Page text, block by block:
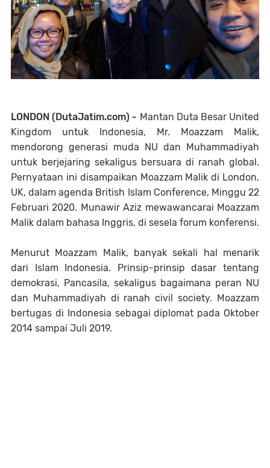
LONDON (DutaJatim.com) - Mantan Duta Besar United
Kingdom untuk Indonesia, Mr. Moazzam Malik,
mendorong generasi muda NU dan Muhammadiyah
untuk berjejaring sekaligus bersuara di ranah global.
Pernyataan ini disampaikan Moazzam Malik di London,
UK, dalam agenda British Islam Conference, Minggu 22
Februari 2020. Munawir Aziz mewawancarai Moazzam
Malik dalam bahasa Inggris, di sesela forum konferensi.
Menurut Moazzam Malik, banyak sekali hal menarik
dari Islam Indonesia. Prinsip-prinsip dasar tentang
demokrasi, Pancasila, sekaligus bagaimana peran NU
dan Muhammadiyah di ranah civil society. Moazzam
bertugas di Indonesia sebagai diplomat pada Oktober
2014 sampai Juli 2019.